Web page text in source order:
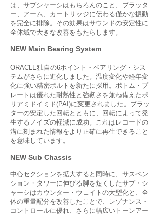
は、サブシャーシはもちろんのこと、プラッタ
ー、アーム、カートリッジに伝わる僅かな振動
を完全に排除。その効果はサウンドの安定性に
全体域で大きな改善をもたらします。
NEW Main Bearing System
ORACLE独自の6ポイント・ベアリング・シス
テムがさらに進化しました。温度変化や経年変
化に強い精密ボルトを新たに採用。ボトム・プ
レートは優れた耐熱性と強靭さを兼ね備えたポ
リアミドイミド(PAI)に変更されました。プラッ
ターの安定した回転とともに、回転によって発
生するノイズの軽減に成功。これはレコードの
溝に刻まれた情報をより正確に再生できること
を意味しています。
NEW Sub Chassis
中心セクションを拡大すると同時に、サスペン
ション・タワーに伸びる脚を短くしたサブ・シ
ャーシはカウンター・ウェイトの大型化と、全
体の重量配分を改善したことで、レゾナンス・
コントロールに優れ、さらに幅広いトーンアー